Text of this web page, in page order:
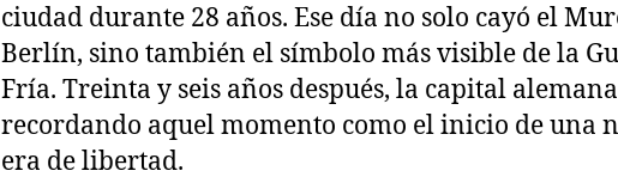
ciudad durante 28 años. Ese día no solo cayó el
Berlín, sino también el símbolo más visible de la
Fría. Treinta y seis años después, la capital
recordando aquel momento como el inicio de una
era de libertad.